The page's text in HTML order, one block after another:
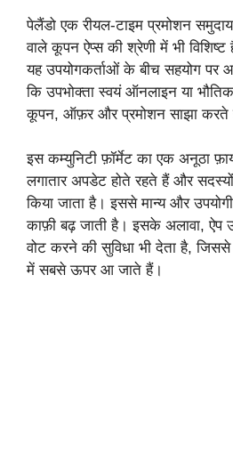
पेलैंडो एक रीयल-टाइम प्रमोशन
वाले कूपन ऐप्स की श्रेणी में भी
यह उपयोगकर्ताओं के बीच सहयोग पर
कि उपभोक्ता स्वयं ऑनलाइन या
कूपन, ऑफ़र और प्रमोशन साझा करते
इस कम्युनिटी फ़ॉर्मेट का एक अनूठा
लगातार अपडेट होते रहते हैं और सदस्यों
किया जाता है। इससे मान्य और
काफ़ी बढ़ जाती है। इसके अलावा, ऐप
वोट करने की सुविधा भी देता है,
में सबसे ऊपर आ जाते हैं।